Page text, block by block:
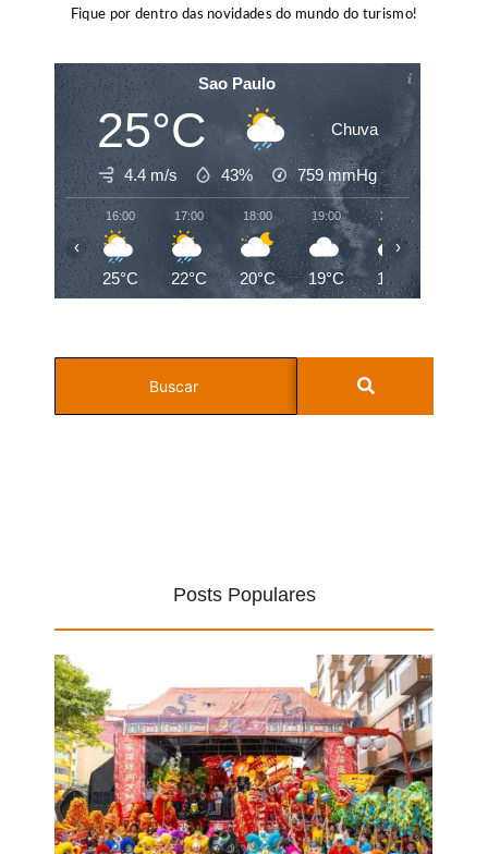
Fique por dentro das novidades do mundo do turismo!
Sao Paulo
25°C Chuva
4.4 m/s 43% 759mmHg
16:00
25°C
17:00
22°C
18:00
20°C
19:00
19°C
20:00
18°C
‹ ›
Posts Populares